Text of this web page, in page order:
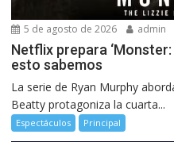
5 de agosto de 2026 admin
Netflix prepara
esto sabemos
La serie de Ryan Murphy
Beatty protagoniza la cuarta...
Espectáculos Principal